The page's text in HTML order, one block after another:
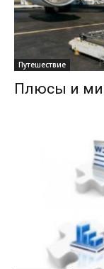
Путешествие
Плюсы и